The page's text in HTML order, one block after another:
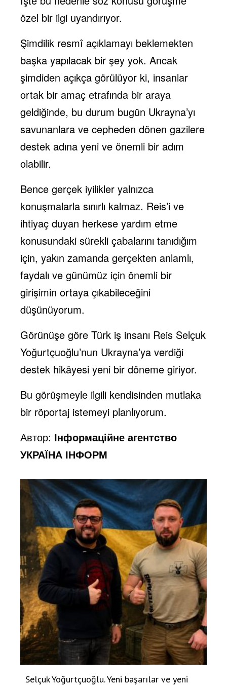
özel bir ilgi uyandırıyor.
Şimdilik resmî açıklamayı beklemekten
başka yapılacak bir şey yok. Ancak
şimdiden açıkça görülüyor ki, insanlar
ortak bir amaç etrafında bir araya
geldiğinde, bu durum bugün Ukrayna’yı
savunanlara ve cepheden dönen gazilere
destek adına yeni ve önemli bir adım
olabilir.
Bence gerçek iyilikler yalnızca
konuşmalarla sınırlı kalmaz. Reis’i ve
ihtiyaç duyan herkese yardım etme
konusundaki sürekli çabalarını tanıdığım
için, yakın zamanda gerçekten anlamlı,
faydalı ve günümüz için önemli bir
girişimin ortaya çıkabileceğini
düşünüyorum.
Görünüşe göre Türk iş insanı Reis Selçuk
Yoğurtçuoğlu’nun Ukrayna’ya verdiği
destek hikâyesi yeni bir döneme giriyor.
Bu görüşmeyle ilgili kendisinden mutlaka
bir röportaj istemeyi planlıyorum.
Автор: Інформаційне агентство
УКРАЇНА ІНФОРМ
Selçuk Yoğurtçuoğlu. Yeni başarılar ve yeni